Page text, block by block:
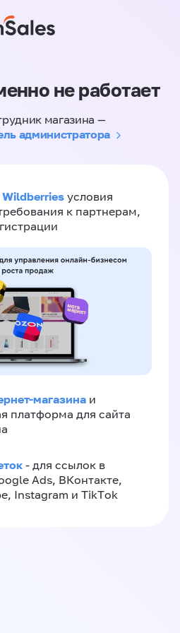
не работает
магазина —
администратора
Wildberries условия
к партнерам,
магазина и
платформа для сайта
- для ссылок в
Ads, ВКонтакте,
Instagram и TikTok